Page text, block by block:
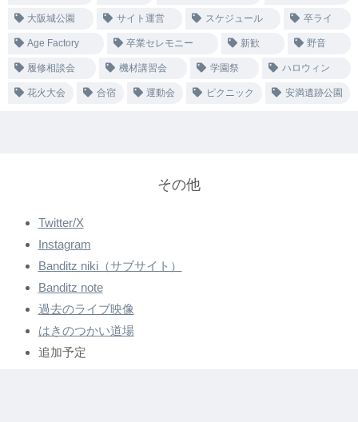
大阪城公園 サイト運営 スケジュール 卒ライ
Age Factory 卒業セレモニー 新歓 野音
履修相談会 機材講習会 学園祭 ハロウィン
花火大会 合宿 運動会 ピクニック 安満遺跡公園
その他
Twitter/X
Instagram
Banditz niki（サブサイト）
Banditz note
過去のライブ映像
はきのつかい道場
追加予定